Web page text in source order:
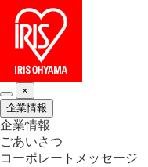
×
企業情報
企業情報
ごあいさつ
コーポレートメッセージ